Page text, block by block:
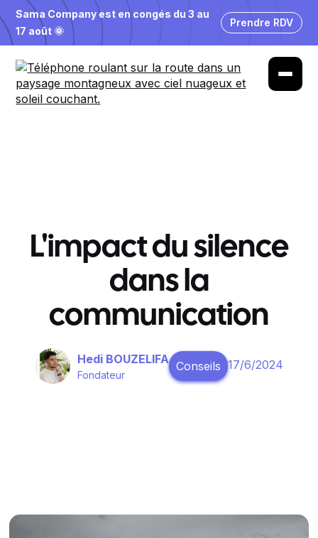
Sama Company est en congés du 3 au
17 août 🌞
Prendre RDV
L'impact du silence
dans la
communication
Hedi BOUZELIFA
Fondateur
Conseils 17/6/2024